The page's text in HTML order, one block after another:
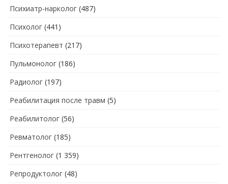
Психиатр-нарколог (487)
Психолог (441)
Психотерапевт (217)
Пульмонолог (186)
Радиолог (197)
Реабилитация после травм (5)
Реабилитолог (56)
Ревматолог (185)
Рентгенолог (1 359)
Репродуктолог (48)